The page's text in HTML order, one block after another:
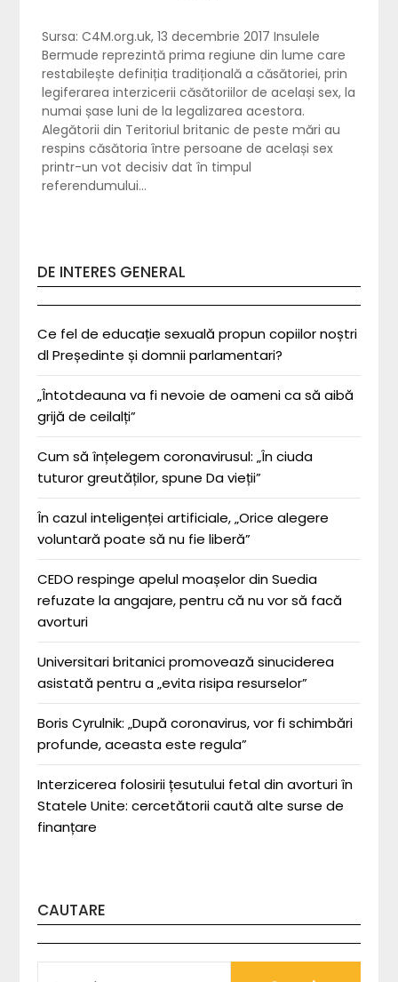
Sursa: C4M.org.uk, 13 decembrie 2017 Insulele
Bermude reprezintă prima regiune din lume care
restabilește definiția tradițională a căsătoriei, prin
legiferarea interzicerii căsătoriilor de același sex, la
numai șase luni de la legalizarea acestora.
Alegătorii din Teritoriul britanic de peste mări au
respins căsătoria între persoane de același sex
printr-un vot decisiv dat în timpul
referendumului…
DE INTERES GENERAL
Ce fel de educație sexuală propun copiilor noștri
dl Președinte și domnii parlamentari?
„Întotdeauna va fi nevoie de oameni ca să aibă
grijă de ceilalți”
Cum să înțelegem coronavirusul: „În ciuda
tuturor greutăților, spune Da vieții”
În cazul inteligenței artificiale, „Orice alegere
voluntară poate să nu fie liberă”
CEDO respinge apelul moașelor din Suedia
refuzate la angajare, pentru că nu vor să facă
avorturi
Universitari britanici promovează sinuciderea
asistată pentru a „evita risipa resurselor”
Boris Cyrulnik: „După coronavirus, vor fi schimbări
profunde, aceasta este regula”
Interzicerea folosirii țesutului fetal din avorturi în
Statele Unite: cercetătorii caută alte surse de
finanțare
CAUTARE